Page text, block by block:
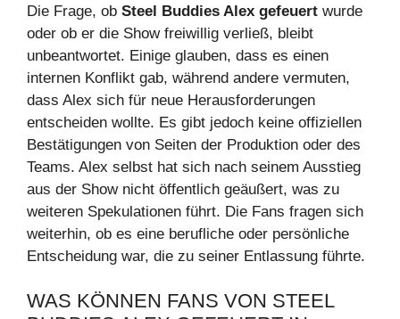
Die Frage, ob Steel Buddies Alex gefeuert wurde
oder ob er die Show freiwillig verließ, bleibt
unbeantwortet. Einige glauben, dass es einen
internen Konflikt gab, während andere vermuten,
dass Alex sich für neue Herausforderungen
entscheiden wollte. Es gibt jedoch keine offiziellen
Bestätigungen von Seiten der Produktion oder des
Teams. Alex selbst hat sich nach seinem Ausstieg
aus der Show nicht öffentlich geäußert, was zu
weiteren Spekulationen führt. Die Fans fragen sich
weiterhin, ob es eine berufliche oder persönliche
Entscheidung war, die zu seiner Entlassung führte.
WAS KÖNNEN FANS VON STEEL